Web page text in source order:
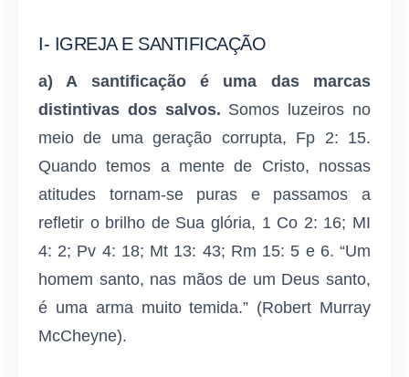
I- IGREJA E SANTIFICAÇÃO
a) A santificação é uma das marcas
distintivas dos salvos. Somos luzeiros no
meio de uma geração corrupta, Fp 2: 15.
Quando temos a mente de Cristo, nossas
atitudes tornam-se puras e passamos a
refletir o brilho de Sua glória, 1 Co 2: 16; MI
4: 2; Pv 4: 18; Mt 13: 43; Rm 15: 5 e 6. “Um
homem santo, nas mãos de um Deus santo,
é uma arma muito temida.” (Robert Murray
McCheyne).